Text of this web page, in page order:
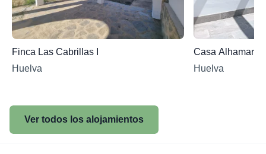
Finca Las Cabrillas I
Huelva
Casa Alhamar
Huelva
Ver todos los alojamientos